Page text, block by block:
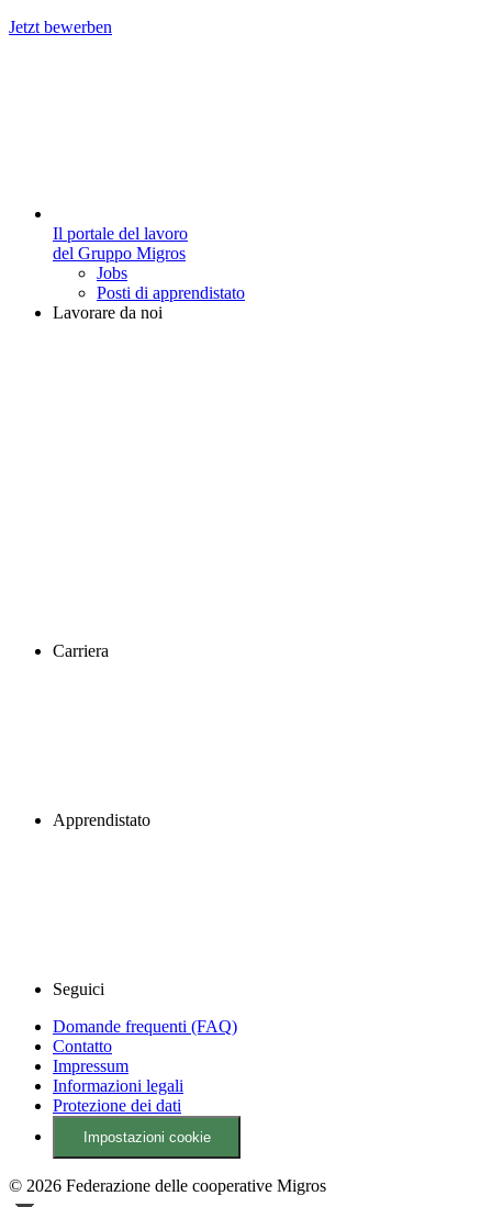
Jetzt bewerben
Il portale del lavoro
del Gruppo Migros
Jobs
Posti di apprendistato
Lavorare da noi
Carriera
Apprendistato
Seguici
Domande frequenti (FAQ)
Contatto
Impressum
Informazioni legali
Protezione dei dati
Impostazioni cookie
© 2026 Federazione delle cooperative Migros